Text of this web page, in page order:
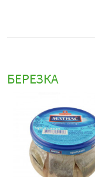
съчетана с лека
Този плодов
бирана основа,
фин, освежаващ
Volfas Engelman
директна
леко и плодово
БЕРЕЗКА